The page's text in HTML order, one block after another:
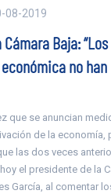
08-2019
Baja:
no han
que se anuncian
de la economía,
las dos veces
el presidente de la
García, al comentar